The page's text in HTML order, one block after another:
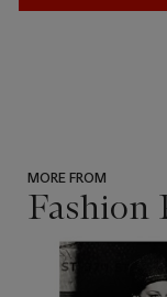
MORE FROM
Fashion